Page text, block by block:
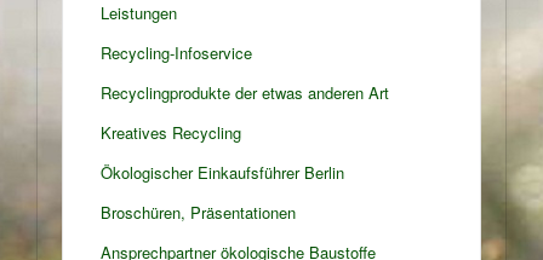
Leistungen
Recycling-Infoservice
Recyclingprodukte der etwas anderen Art
Kreatives Recycling
Ökologischer Einkaufsführer Berlin
Broschüren, Präsentationen
Ansprechpartner ökologische Baustoffe